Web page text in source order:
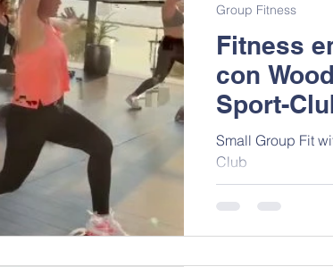
Fitness
con
Sport-
Small Group Fit
Club
Group Fitness